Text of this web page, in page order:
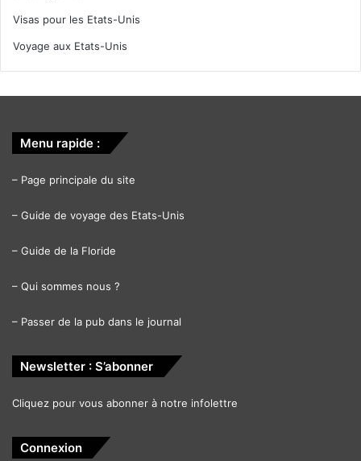
Visas pour les Etats-Unis
Voyage aux Etats-Unis
Menu rapide :
– Page principale du site
– Guide de voyage des Etats-Unis
– Guide de la Floride
– Qui sommes nous ?
– Passer de la pub dans le journal
Newsletter : S’abonner
Cliquez pour vous abonner à notre infolettre
Connexion